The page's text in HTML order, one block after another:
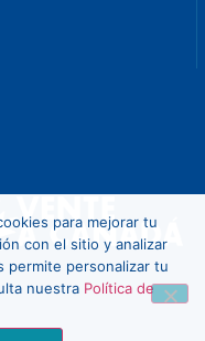
para mejorar tu
con el sitio y analizar
permite personalizar tu
nuestra Política de